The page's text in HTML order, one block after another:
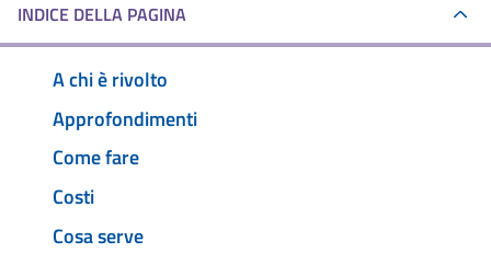
INDICE DELLA PAGINA
A chi è rivolto
Approfondimenti
Come fare
Costi
Cosa serve